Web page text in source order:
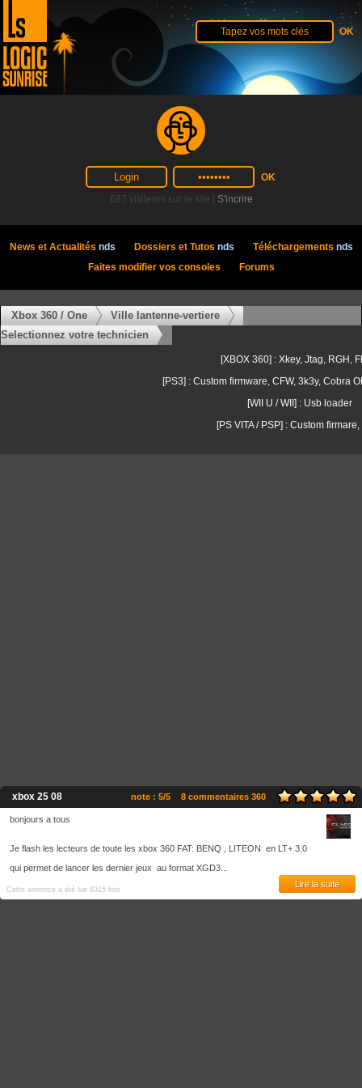
687 visiteurs sur le site | S'incrire
News et Actualités nds Dossiers et Tutos nds Téléchargements nds
Faites modifier vos consoles
Forums
Xbox 360 / One
Ville lantenne-vertiere
Selectionnez votre technicien
[XBOX 360] : Xkey, Jtag, RGH,
[PS3] : Custom firmware, CFW, 3k3y, Cobra
[WII U / WII] : Usb loader
[PS VITA / PSP] : Custom firmare,
xbox 25 08 8 commentaires 360
note : 5/5
bonjours a tous
Je flash les lecteurs de toute les xbox 360 FAT: BENQ , LITEON en LT+ 3.0
qui permet de lancer les dernier jeux au format XGD3...
Cette annonce a été lue 8315 fois
Lire la suite